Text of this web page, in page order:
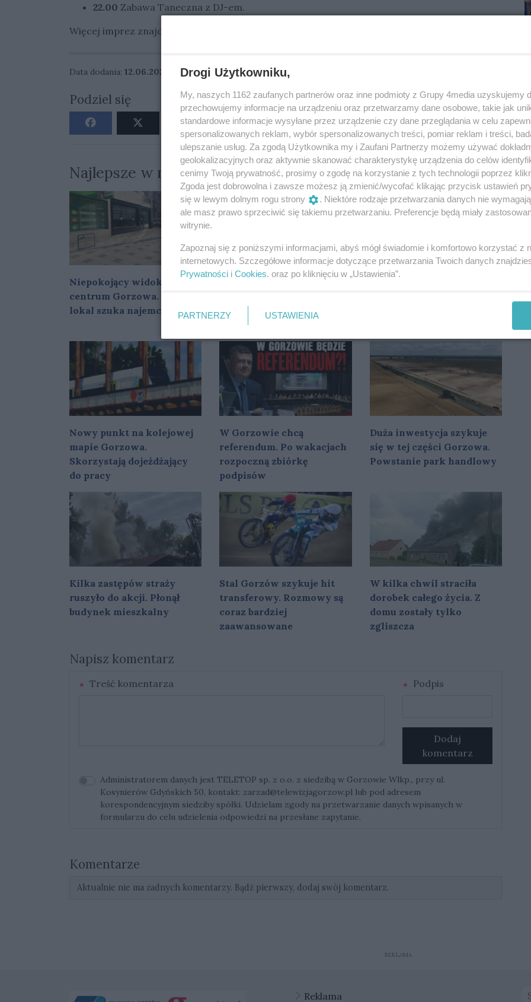
22.00 Zabawa Taneczna z DJ-em.
Więcej imprez znajdziesz w
Data dodania: 12.06.2023 12:38
Podziel się Oceń
0 0
Najlepsze w miesiącu
Niepokojący widok w
centrum Gorzowa. Kolejny
lokal szuka najemcy
Stal jest jedynym
któremu miasto
ograniczyło finansowanie
Nowy punkt na kolejowej
mapie Gorzowa.
Skorzystają dojeżdżający
do pracy
W Gorzowie chcą
referendum. Po wakacjach
rozpoczną zbiórkę
podpisów
Duża inwestycja szykuje
się w tej części Gorzowa.
Powstanie park handlowy
Kilka zastępów straży
ruszyło do akcji. Płonął
budynek mieszkalny
Stal Gorzów szykuje hit
transferowy. Rozmowy są
coraz bardziej
zaawansowane
W kilka chwil straciła
dorobek całego życia. Z
domu zostały tylko
zgliszcza
Napisz komentarz
Treść komentarza Podpis
Dodaj
komentarz
Administratorem danych jest TELETOP sp. z o.o. z siedzibą w Gorzowie Wlkp., przy ul.
Kosynierów Gdyńskich 50, kontakt: zarzad@telewizjagorzow.pl lub pod adresem
korespondencyjnym siedziby spółki. Udzielam zgody na przetwarzanie danych wpisanych w
formularzu do celu udzielenia odpowiedzi na przesłane zapytanie.
Komentarze
Aktualnie nie ma żadnych komentarzy. Bądź pierwszy, dodaj swój komentarz.
REKLAMA
Reklama
Drogi Użytkowniku,
My, naszych 1162 zaufanych partnerów oraz inne podmioty z Grupy 4media uzyskujemy
przechowujemy informacje na urządzeniu oraz przetwarzamy dane osobowe, takie jak
standardowe informacje wysyłane przez urządzenie czy dane przeglądania w celu
spersonalizowanych reklam, wybór spersonalizowanych treści, pomiar reklam i treści,
ulepszanie usług. Za zgodą Użytkownika my i Zaufani Partnerzy możemy używać
geolokalizacyjnych oraz aktywnie skanować charakterystykę urządzenia do celów
cenimy Twoją prywatność, prosimy o zgodę na korzystanie z tych technologii poprzez
Zgoda jest dobrowolna i zawsze możesz ją zmienić/wycofać klikając przycisk ustawień
się w lewym dolnym rogu strony
. Niektóre rodzaje przetwarzania danych nie
ale masz prawo sprzeciwić się takiemu przetwarzaniu. Preferencje będą miały
witrynie.
Zapoznaj się z poniższymi informacjami, abyś mógł świadomie i komfortowo korzystać z
internetowych. Szczegółowe informacje dotyczące przetwarzania Twoich danych
Prywatności i Cookies. oraz po kliknięciu w „Ustawienia”.
PARTNERZY USTAWIENIA